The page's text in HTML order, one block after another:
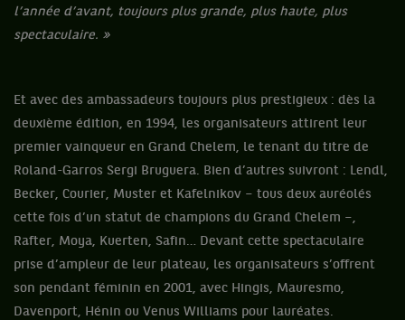
l’année d’avant, toujours plus grande, plus haute, plus
spectaculaire. »
Et avec des ambassadeurs toujours plus prestigieux : dès la
deuxième édition, en 1994, les organisateurs attirent leur
premier vainqueur en Grand Chelem, le tenant du titre de
Roland-Garros Sergi Bruguera. Bien d’autres suivront : Lendl,
Becker, Courier, Muster et Kafelnikov – tous deux auréolés
cette fois d’un statut de champions du Grand Chelem –,
Rafter, Moya, Kuerten, Safin… Devant cette spectaculaire
prise d’ampleur de leur plateau, les organisateurs s’offrent
son pendant féminin en 2001, avec Hingis, Mauresmo,
Davenport, Hénin ou Venus Williams pour lauréates.